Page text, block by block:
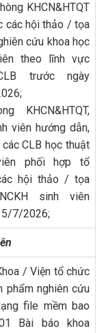
KHCN&HTQT
các hội thảo / tọa
cứu khoa học
theo lĩnh vực
trước ngày
KHCN&HTQT,
viên hướng dẫn,
CLB học thuật
phối hợp tổ
hội thảo / tọa
sinh viên
7/2026;
/ Viện tổ chức
phẩm nghiên cứu
file mềm bao
Bài báo khoa